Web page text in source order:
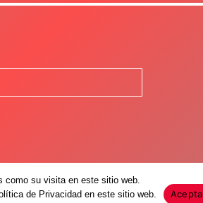
Aviso de
como su visita en este sitio web.
de Privacidad en este sitio web.